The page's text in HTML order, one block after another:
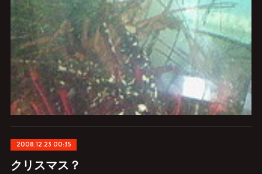
2008.12.23 00:35
クリスマス？